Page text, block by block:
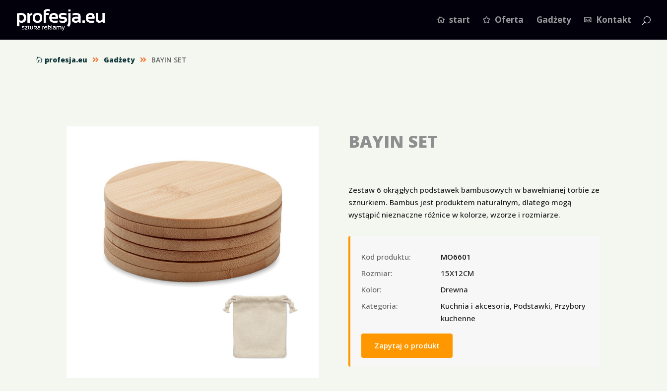
start Oferta Gadżety Kontakt
 profesja.eu  Gadżety  BAYIN SET
BAYIN SET
Zestaw 6 okrągłych podstawek bambusowych w bawełnianej torbie ze
sznurkiem. Bambus jest produktem naturalnym, dlatego mogą
wystąpić nieznaczne różnice w kolorze, wzorze i rozmiarze.
Kod produktu:
MO6601
Rozmiar:
15X12CM
Kolor:
Drewna
Kategoria:
Kuchnia i akcesoria, Podstawki, Przybory
kuchenne
Zapytaj o produkt